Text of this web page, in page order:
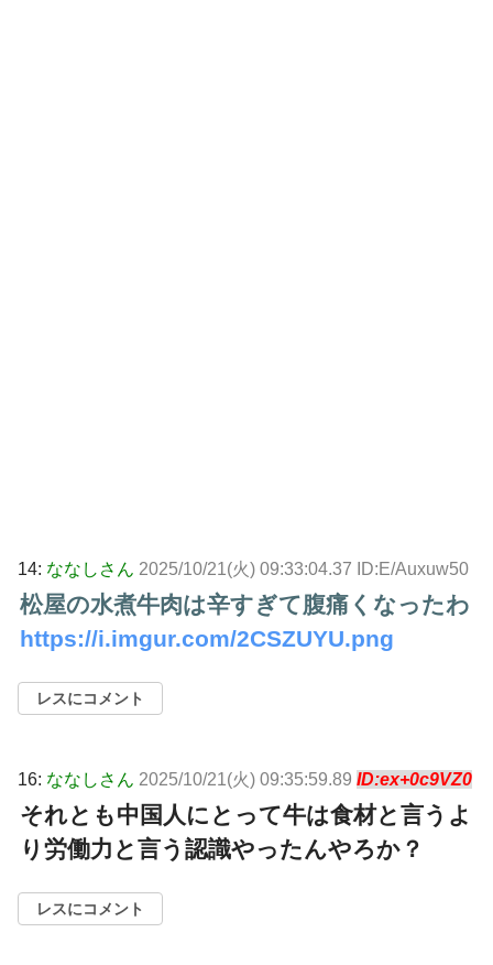
14: ななしさん 2025/10/21(火) 09:33:04.37 ID:E/Auxuw50
松屋の水煮牛肉は辛すぎて腹痛くなったわ
https://i.imgur.com/2CSZUYU.png
レスにコメント
16: ななしさん 2025/10/21(火) 09:35:59.89 ID:ex+0c9VZ0
それとも中国人にとって牛は食材と言うよ
り労働力と言う認識やったんやろか？
レスにコメント